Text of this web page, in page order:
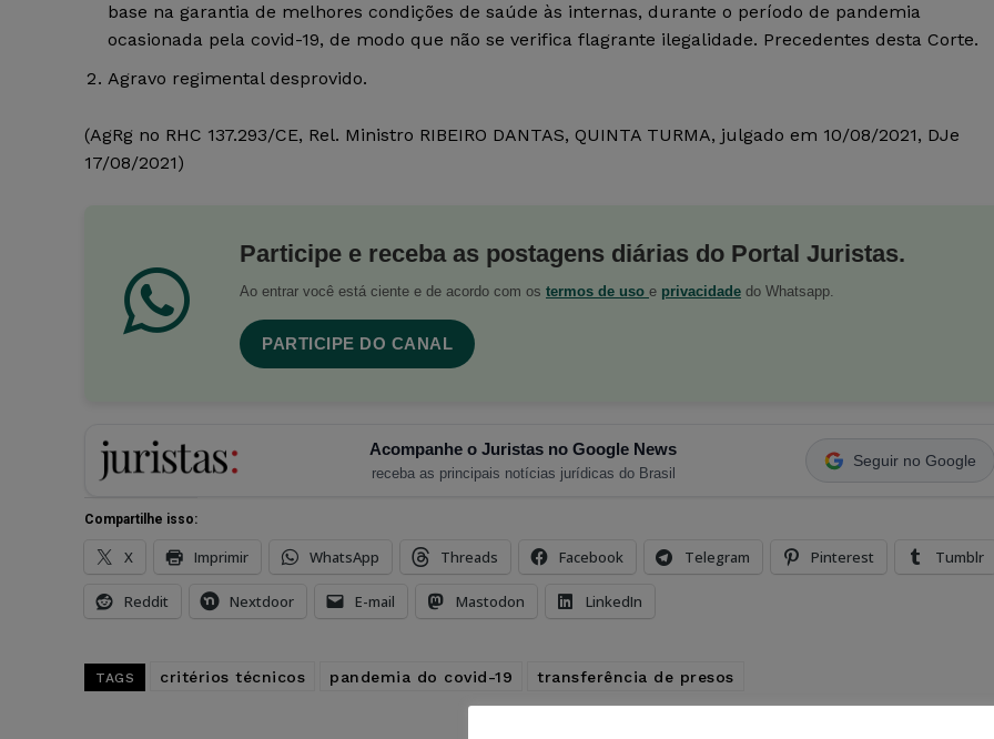
base na garantia de melhores condições de saúde às internas, durante o período de pandemia
ocasionada pela covid-19, de modo que não se verifica flagrante ilegalidade. Precedentes desta Corte.
Agravo regimental desprovido.
(AgRg no RHC 137.293/CE, Rel. Ministro RIBEIRO DANTAS, QUINTA TURMA, julgado em 10/08/2021, DJe
17/08/2021)
Participe e receba as postagens diárias do Portal Juristas.
Ao entrar você está ciente e de acordo com os termos de uso e privacidade do Whatsapp.
PARTICIPE DO CANAL
Acompanhe o Juristas no Google News
receba as principais notícias jurídicas do Brasil
Seguir no Google
Compartilhe isso:
X Imprimir WhatsApp Threads Facebook Telegram Pinterest Tumblr
Reddit Nextdoor E-mail Mastodon LinkedIn
TAGS critérios técnicos pandemia do covid-19 transferência de presos